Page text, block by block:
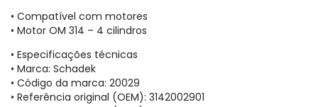
• Compatível com motores
• Motor OM 314 – 4 cilindros
• Especificações técnicas
• Marca: Schadek
• Código da marca: 20029
• Referência original (OEM): 3142002901